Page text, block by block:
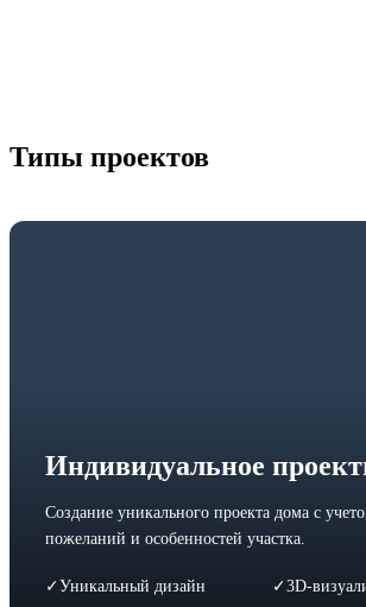
Типы проектов
Индивидуальное
Создание уникального проекта дома с
пожеланий и особенностей участка.
✓Уникальный дизайн ✓3D-